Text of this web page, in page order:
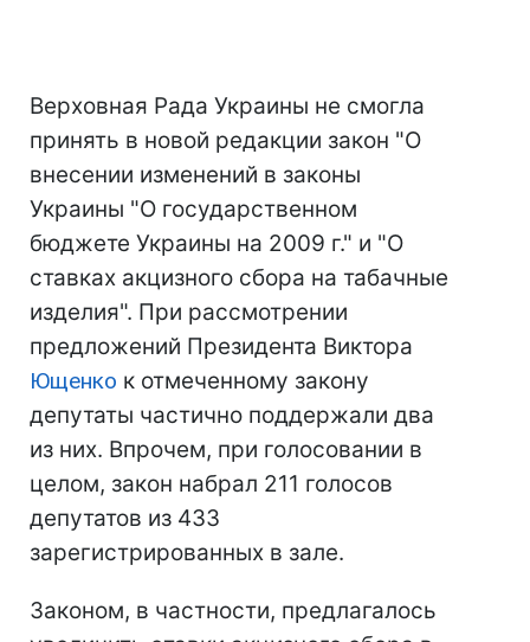
Верховная Рада Украины не смогла
принять в новой редакции закон "О
внесении изменений в законы
Украины "О государственном
бюджете Украины на 2009 г." и "О
ставках акцизного сбора на табачные
изделия". При рассмотрении
предложений Президента Виктора
Ющенко к отмеченному закону
депутаты частично поддержали два
из них. Впрочем, при голосовании в
целом, закон набрал 211 голосов
депутатов из 433
зарегистрированных в зале.
Законом, в частности, предлагалось